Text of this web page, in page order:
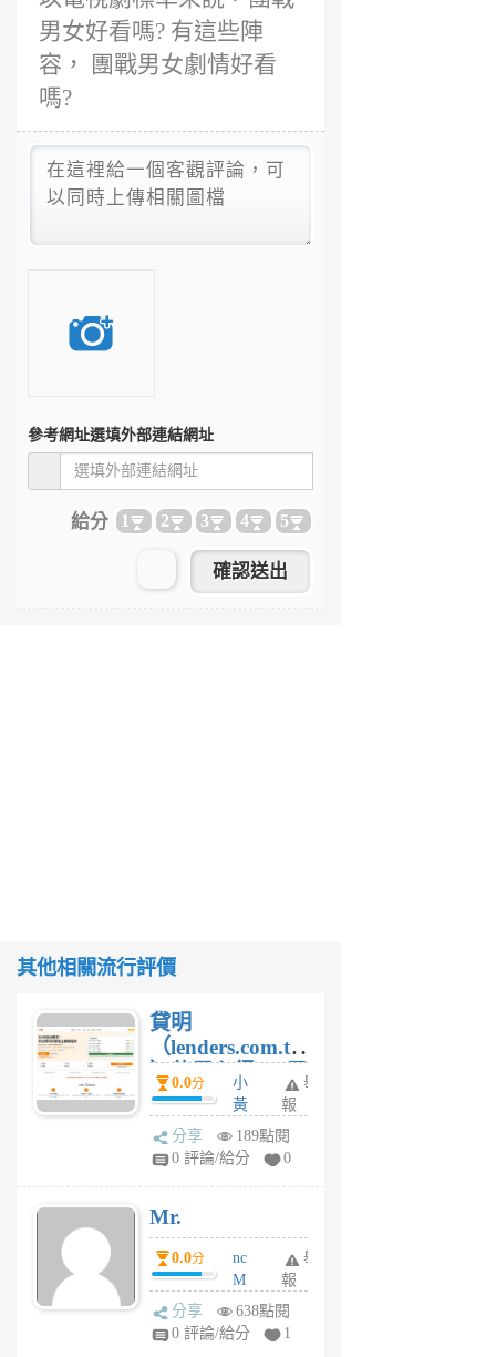
男女好看嗎? 有這些陣
容， 團戰男女劇情好看
嗎?
參考網址選填外部連結網址
給分 1 2 3 4 5
其他相關流行評價
貸明
（lenders.com.tw
）使用心得 — 民
間貸款比較平台
體驗
0.0分
小
黃
蜂
1
舉
報
分享
189點閱
0 評論/給分
0
Mr.
0.0分
nc
M
U
F
舉
報
分享
638點閱
0 評論/給分
1